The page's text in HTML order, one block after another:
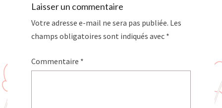
Laisser un commentaire
Votre adresse e-mail ne sera pas publiée. Les
champs obligatoires sont indiqués avec *
Commentaire *